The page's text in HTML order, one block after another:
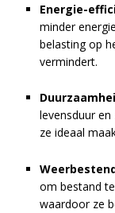
Energie-
minder
belasting op
vermindert.
levensduur
ze ideaal
om bestand
waardoor ze
i
v
e
: